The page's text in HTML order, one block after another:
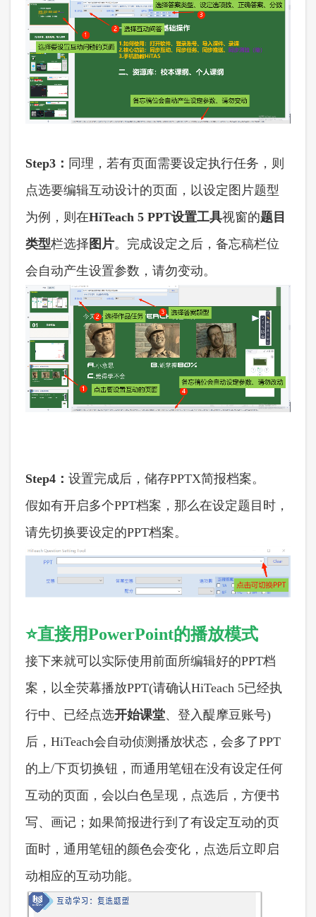
Step3： 同理，若有页面需要设定执行任务，则
点选要编辑互动设计的页面，以设定图片题型
为例，则在HiTeach 5 PPT设置工具视窗的题目
类型栏选择 图片。完成设定之后，备忘稿栏位
会自动产生设置参数，请勿变动。
Step4： 设置完成后，储存PPTX简报档案。
假如有开启多个PPT档案，那么在设定题目时，
请先切换要设定的PPT档案。
⭐直接用PowerPoint的播放模式
接下来就可以实际使用前面所编辑好的PPT档
案，以全荧幕播放PPT(请确认HiTeach 5已经执
行中、已经点选开始课堂、登入醍摩豆账号)
后，HiTeach会自动侦测播放状态，会多了PPT
的上/下页切换钮，而通用笔钮在没有设定任何
互动的页面，会以白色呈现，点选后，方便书
写、画记；如果简报进行到了有设定互动的页
面时，通用笔钮的颜色会变化，点选后立即启
动相应的互动功能。